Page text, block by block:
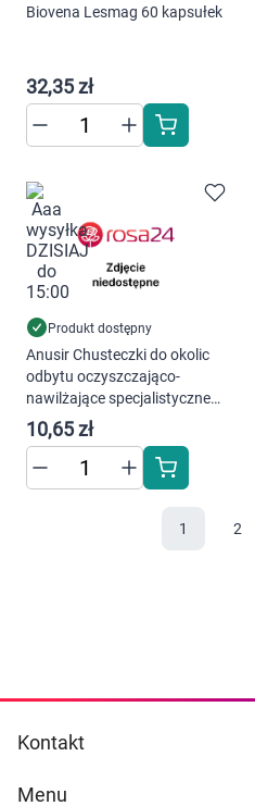
Biovena Lesmag 60 kapsułek
32,35 zł
Produkt dostępny
Anusir Chusteczki do okolic
odbytu oczyszczająco-
nawilżające specjalistyczne
40 sztuk
10,65 zł
1 2
Kontakt
Menu